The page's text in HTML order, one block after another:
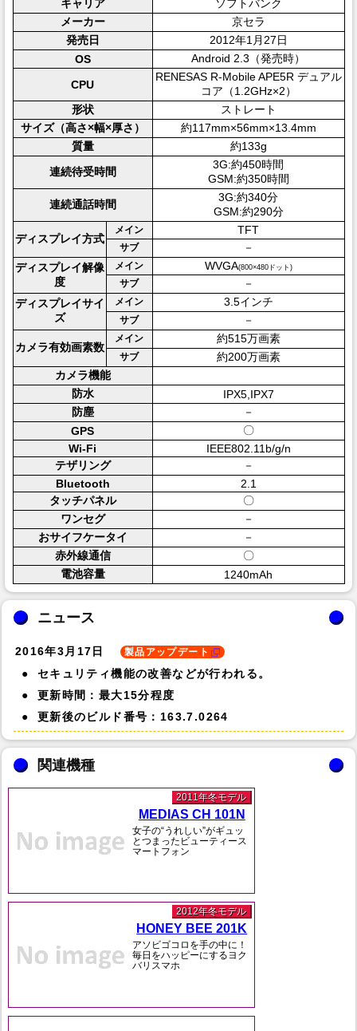
キャリア
ソフトバンク
メーカー
京セラ
発売日
2012年1月27日
OS
Android 2.3（発売時）
CPU
RENESAS R-Mobile APE5R デュアル
コア（1.2GHz×2）
形状
ストレート
サイズ（高さ×幅×厚さ）
約117mm×56mm×13.4mm
質量
約133g
連続待受時間
3G:約450時間
GSM:約350時間
連続通話時間
3G:約340分
GSM:約290分
ディスプレイ方式
メイン TFT
サブ
－
ディスプレイ解像
度
メイン WVGA(800×480ドット)
サブ
－
ディスプレイサイ
ズ
メイン 3.5インチ
サブ －
カメラ有効画素数
メイン 約515万画素
サブ
約200万画素
カメラ機能
防水
IPX5,IPX7
防塵
－
GPS
〇
Wi-Fi
IEEE802.11b/g/n
テザリング
－
Bluetooth
2.1
タッチパネル
〇
ワンセグ
－
おサイフケータイ
－
赤外線通信
〇
電池容量
1240mAh
ニュース
2016年3月17日 製品アップデート
セキュリティ機能の改善などが行われる。
更新時間：最大15分程度
更新後のビルド番号：163.7.0264
関連機種
2011年冬モデル
MEDIAS CH 101N
女子の“うれしい”がギュッ
とつまったビューティース
マートフォン
2012年冬モデル
HONEY BEE 201K
アソビゴコロを手の中に！
毎日をハッピーにするヨク
バリスマホ